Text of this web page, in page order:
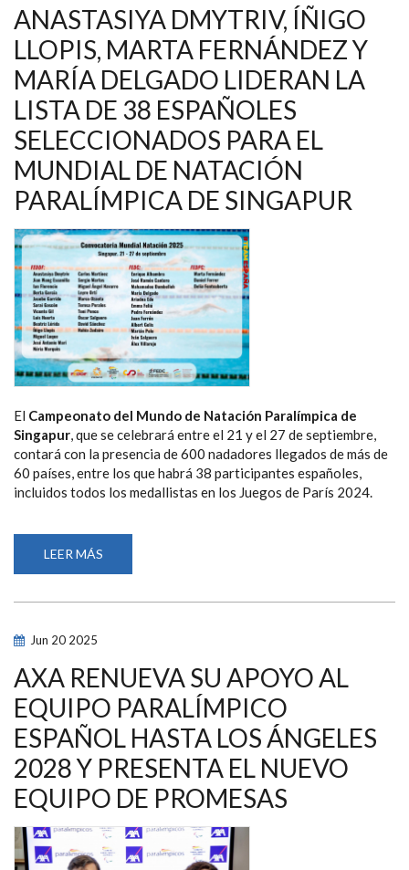
DELGADO,
ENTRE
37
ESPAÑOLES
QUE
DISPUTAN
EL
MUNDIAL
NATACIÓN
PARALÍMPICA
DE
SINGAPUR
ANASTASIYA DMYTRIV, ÍÑIGO
LLOPIS, MARTA FERNÁNDEZ Y
MARÍA DELGADO LIDERAN LA
LISTA DE 38 ESPAÑOLES
SELECCIONADOS PARA EL
MUNDIAL DE NATACIÓN
PARALÍMPICA DE SINGAPUR
El Campeonato del Mundo de Natación Paralímpica de
Singapur, que se celebrará entre el 21 y el 27 de septiembre,
contará con la presencia de 600 nadadores llegados de más de
60 países, entre los que habrá 38 participantes españoles,
incluidos todos los medallistas en los Juegos de París 2024.
LEER MÁS
LLOPIS,
DELGADO
LIDERAN
LA
LISTA
DE
38
ESPAÑOLES
SELECCIONADOS
PARA
MUNDIAL
DE
NATACIÓN
PARALÍMPICA
DE
SINGAPUR
Jun 20 2025
AXA RENUEVA SU APOYO AL
EQUIPO PARALÍMPICO
ESPAÑOL HASTA LOS ÁNGELES
2028 Y PRESENTA EL NUEVO
EQUIPO DE PROMESAS